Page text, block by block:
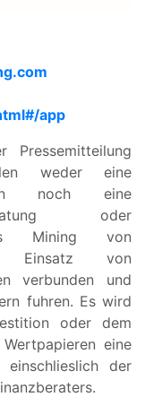
app
Pressemitteilung
weder eine
noch eine
oder
Mining von
Einsatz von
verbunden und
fuhren. Es wird
oder dem
eine
einschlieslich der